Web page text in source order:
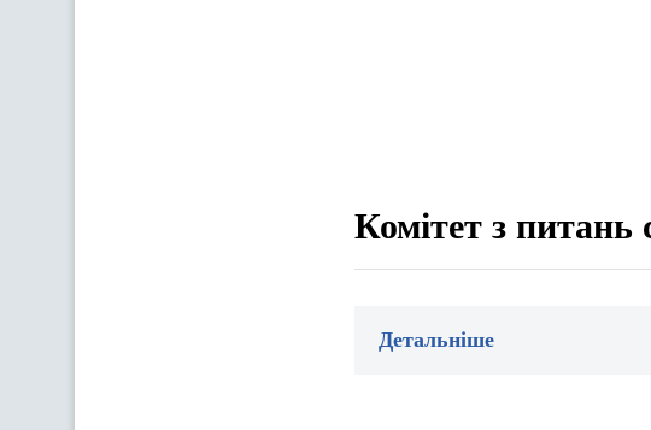
Комітет з питань
Детальніше